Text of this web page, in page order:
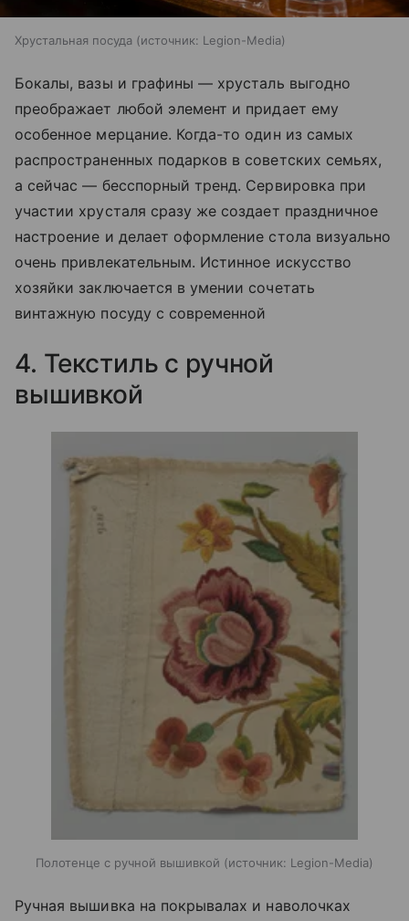
Хрустальная посуда источник: Legion-Media
Бокалы, вазы и графины — хрусталь выгодно
преображает любой элемент и придает ему
особенное мерцание. Когда-то один из самых
распространенных подарков в советских семьях,
а сейчас — бесспорный тренд. Сервировка при
участии хрусталя сразу же создает праздничное
настроение и делает оформление стола визуально
очень привлекательным. Истинное искусство
хозяйки заключается в умении сочетать
винтажную посуду с современной
4. Текстиль с ручной
вышивкой
Полотенце с ручной вышивкой источник: Legion-Media
Ручная вышивка на покрывалах и наволочках